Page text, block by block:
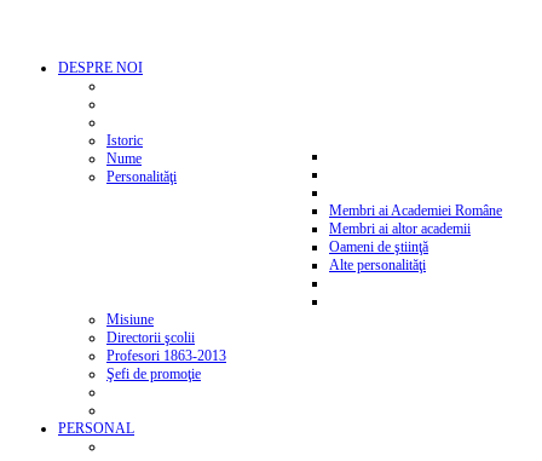
DESPRE NOI
Istoric
Nume
Personalităţi
Membri ai Academiei Române
Membri ai altor academii
Oameni de ştiinţă
Alte personalităţi
Misiune
Directorii şcolii
Profesori 1863-2013
Şefi de promoţie
PERSONAL